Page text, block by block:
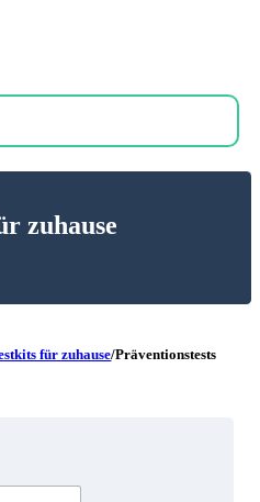
zuhause
für zuhause/Präventionstests